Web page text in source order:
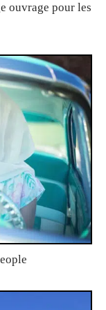
ouvrage pour les